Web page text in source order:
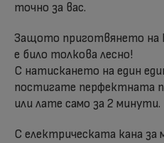
точно за вас.
Защото приготвянето на
е било толкова лесно!
С натискането на един
постигате перфектната
или лате само за 2 минути.
С електрическата кана за